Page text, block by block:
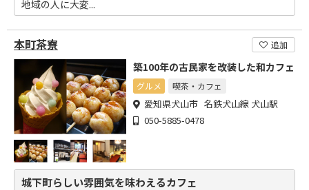
地域の人に大変...
本町茶寮 追加
築100年の古民家を改装した和カフェ
グルメ 喫茶・カフェ
愛知県犬山市 名鉄犬山線 犬山駅
050-5885-0478
城下町らしい雰囲気を味わえるカフェ